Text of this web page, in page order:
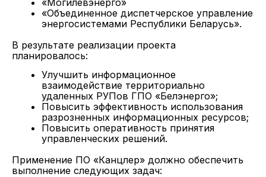
«Могилевэнерго»
«Объединенное диспетчерское управление
энергосистемами Республики Беларусь».
В результате реализации проекта
планировалось:
Улучшить информационное
взаимодействие территориально
удаленных РУПов ГПО «Белэнерго»;
Повысить эффективность использования
разрозненных информационных ресурсов;
Повысить оперативность принятия
управленческих решений.
Применение ПО «Канцлер» должно обеспечить
выполнение следующих задач: